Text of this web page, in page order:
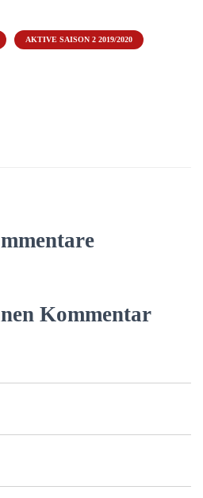
AKTIVE SAISON 2 2019/2020
Kommentar